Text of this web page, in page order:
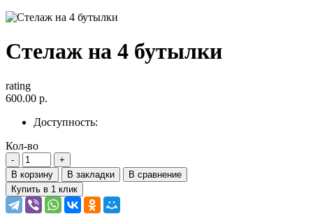
Стелаж на 4 бутылки
rating
600.00 р.
Доступность:
Кол-во
В корзину В закладки
В сравнение
Купить в 1 клик